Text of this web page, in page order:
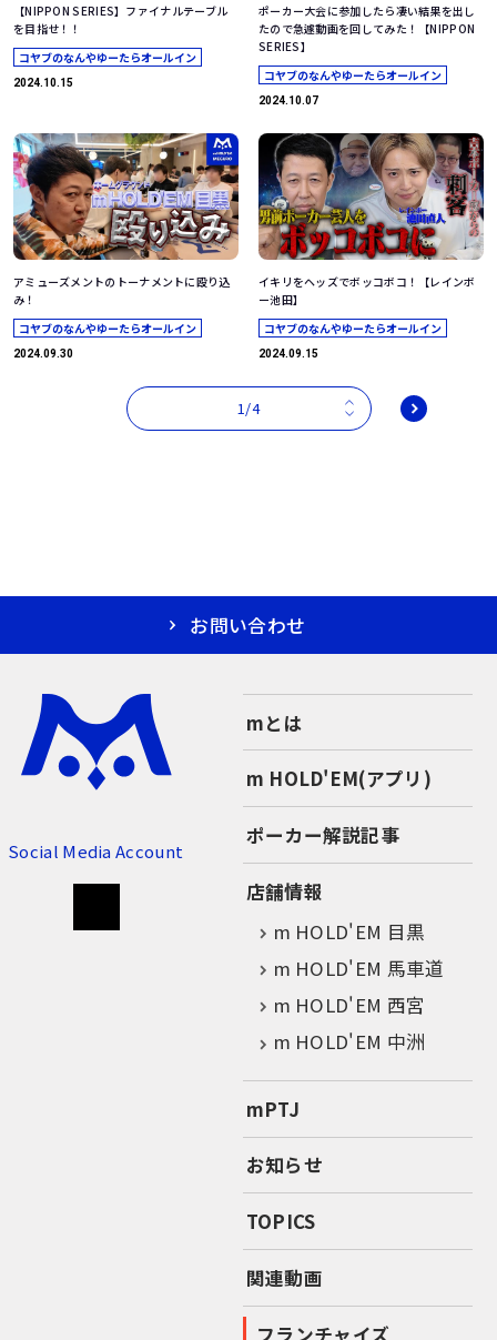
【NIPPON SERIES】ファイナルテーブル
を目指せ！！
コヤブのなんやゆーたらオールイン
2024.10.15
ポーカー大会に参加したら凄い結果を出し
たので急遽動画を回してみた！【NIPPON
SERIES】
コヤブのなんやゆーたらオールイン
2024.10.07
アミューズメントのトーナメントに殴り込
み！
コヤブのなんやゆーたらオールイン
2024.09.30
イキリをヘッズでボッコボコ！【レインボ
ー池田】
コヤブのなんやゆーたらオールイン
2024.09.15
1/4
お問い合わせ
Social Media Account
mとは
m HOLD'EM(アプリ)
ポーカー解説記事
店舗情報
m HOLD'EM 目黒
m HOLD'EM 馬車道
m HOLD'EM 西宮
m HOLD'EM 中洲
mPTJ
お知らせ
TOPICS
関連動画
フランチャイズ